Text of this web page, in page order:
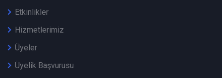
Etkinlikler
Hizmetlerimiz
Üyeler
Üyelik Başvurusu